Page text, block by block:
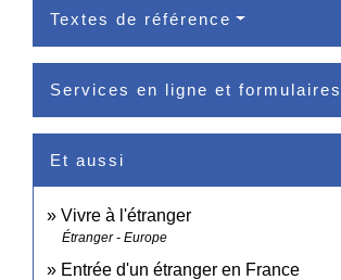
Textes de référence
Services en ligne et formulaires
Et aussi
Vivre à l'étranger
Étranger - Europe
Entrée d'un étranger en France